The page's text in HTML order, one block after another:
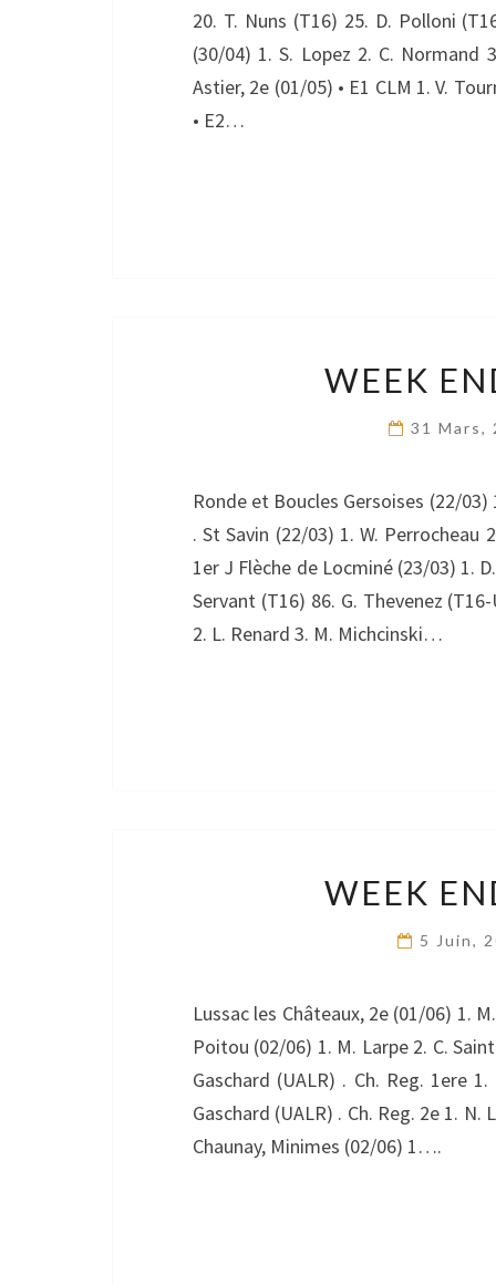
20. T. Nuns (T16) 25. D. Polloni
(30/04) 1. S. Lopez 2. C. Normand
Astier, 2e (01/05) • E1 CLM 1. V.
• E2…
WEEK
31 Mars,
Ronde et Boucles Gersoises (22/03)
. St Savin (22/03) 1. W. Perrocheau
1er J Flèche de Locminé (23/03) 1.
Servant (T16) 86. G. Thevenez
2. L. Renard 3. M. Michcinski…
WEEK
5 Juin,
Lussac les Châteaux, 2e (01/06) 1.
Poitou (02/06) 1. M. Larpe 2. C.
Gaschard (UALR) . Ch. Reg. 1ere
Gaschard (UALR) . Ch. Reg. 2e 1. N.
Chaunay, Minimes (02/06) 1….